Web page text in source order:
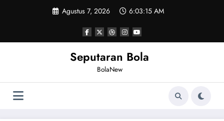
Agustus 7, 2026 6:03:16 AM
Seputaran Bola
BolaNew